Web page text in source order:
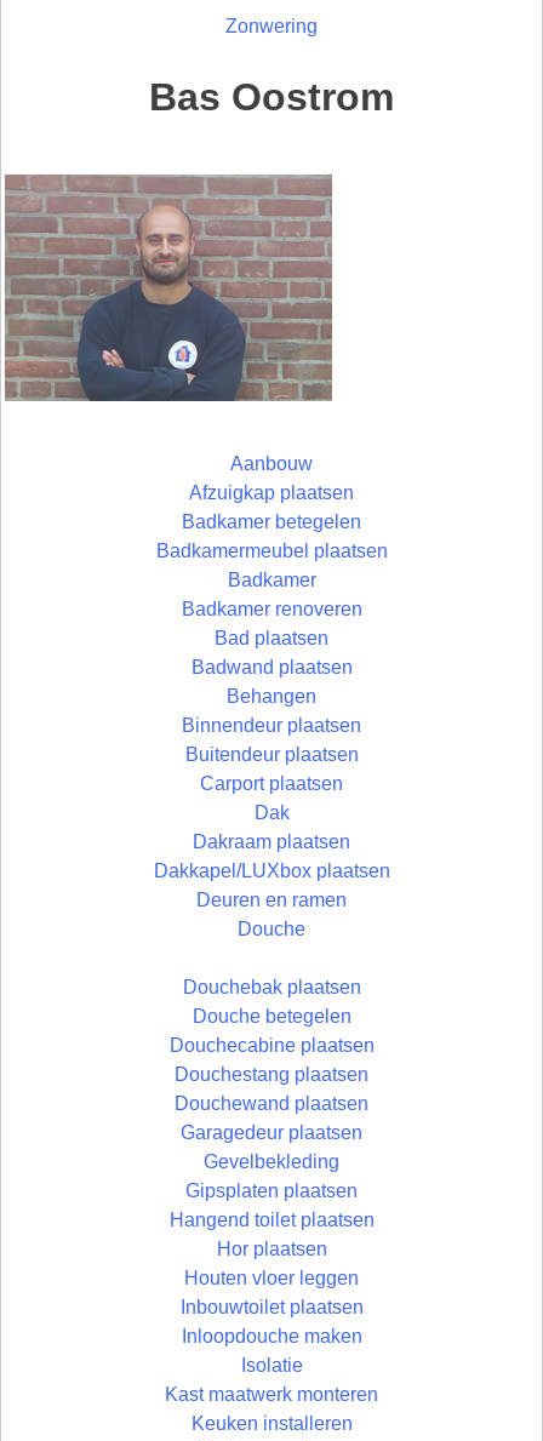
Zonwering
Bas Oostrom
Aanbouw
Afzuigkap plaatsen
Badkamer betegelen
Badkamermeubel plaatsen
Badkamer
Badkamer renoveren
Bad plaatsen
Badwand plaatsen
Behangen
Binnendeur plaatsen
Buitendeur plaatsen
Carport plaatsen
Dak
Dakraam plaatsen
Dakkapel/LUXbox plaatsen
Deuren en ramen
Douche
Douchebak plaatsen
Douche betegelen
Douchecabine plaatsen
Douchestang plaatsen
Douchewand plaatsen
Garagedeur plaatsen
Gevelbekleding
Gipsplaten plaatsen
Hangend toilet plaatsen
Hor plaatsen
Houten vloer leggen
Inbouwtoilet plaatsen
Inloopdouche maken
Isolatie
Kast maatwerk monteren
Keuken installeren